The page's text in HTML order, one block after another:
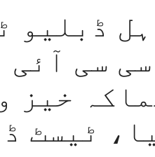
ڈبلیو
سی
خیز
ٹیسٹ